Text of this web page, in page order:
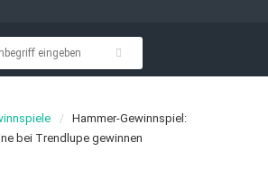
Hammer-Gewinnspiel:
bei Trendlupe gewinnen